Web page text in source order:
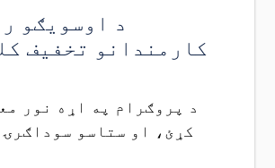
د اوسویګو
کارمندانو تخفیف
د پروګرام په اړه نور
کړئ، او ستاسو